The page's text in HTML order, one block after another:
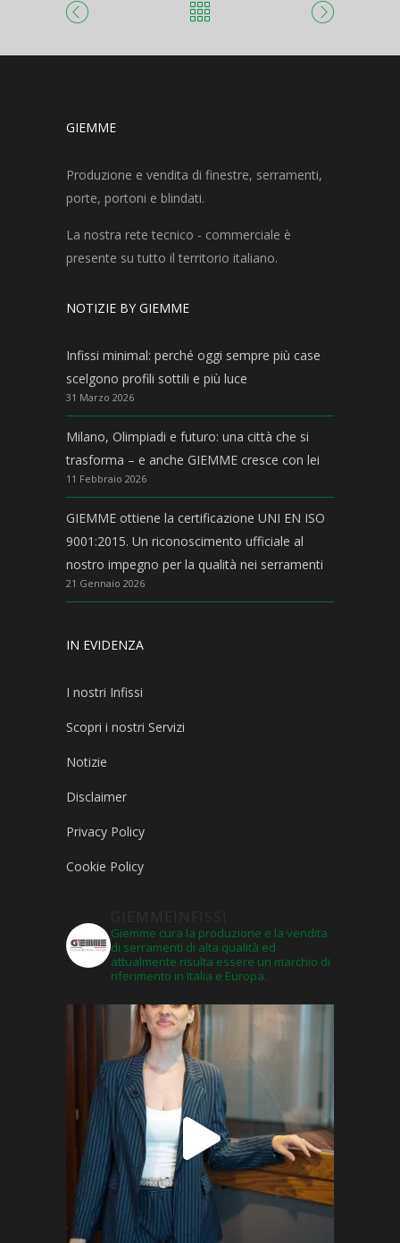
GIEMME
Produzione e vendita di finestre, serramenti,
porte, portoni e blindati.
La nostra rete tecnico - commerciale è
presente su tutto il territorio italiano.
NOTIZIE BY GIEMME
Infissi minimal: perché oggi sempre più case
scelgono profili sottili e più luce
31 Marzo 2026
Milano, Olimpiadi e futuro: una città che si
trasforma – e anche GIEMME cresce con lei
11 Febbraio 2026
GIEMME ottiene la certificazione UNI EN ISO
9001:2015. Un riconoscimento ufficiale al
nostro impegno per la qualità nei serramenti
21 Gennaio 2026
IN EVIDENZA
I nostri Infissi
Scopri i nostri Servizi
Notizie
Disclaimer
Privacy Policy
Cookie Policy
Giemme cura la produzione e la vendita
di serramenti di alta qualità ed
attualmente risulta essere un marchio di
riferimento in Italia e Europa.